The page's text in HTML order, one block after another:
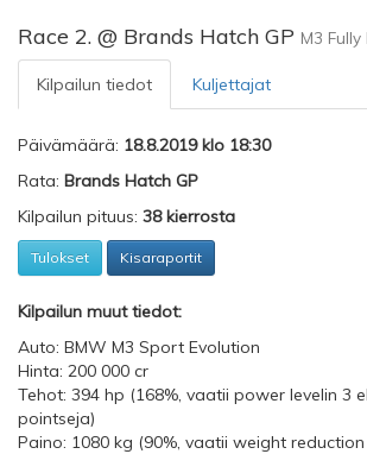
Race 2. @ Brands Hatch GP M3
Kilpailun tiedot Kuljettajat
Päivämäärä: 18.8.2019 klo 18:30
Rata: Brands Hatch GP
Kilpailun pituus: 38 kierrosta
Tulokset Kisaraportit
Kilpailun muut tiedot:
Auto: BMW M3 Sport Evolution
Hinta: 200 000 cr
Tehot: 394 hp (168%, vaatii power levelin 3
pointseja)
Paino: 1080 kg (90%, vaatii weight reduction